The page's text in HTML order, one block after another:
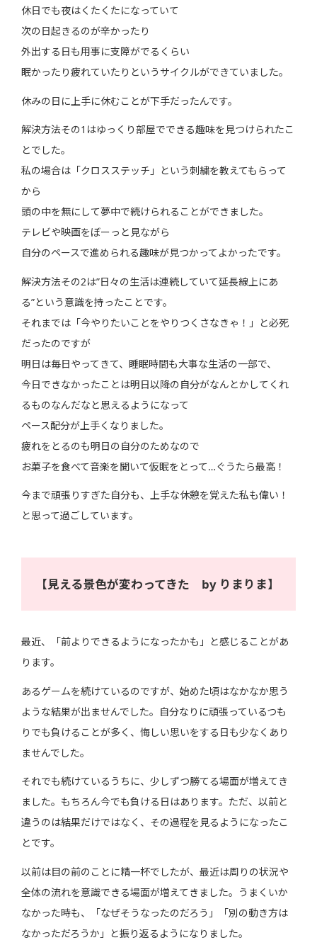
休日でも夜はくたくたになっていて
次の日起きるのが辛かったり
外出する日も用事に支障がでるくらい
眠かったり疲れていたりというサイクルができていました。
休みの日に上手に休むことが下手だったんです。
解決方法その1はゆっくり部屋でできる趣味を見つけられたこ
とでした。
私の場合は「クロスステッチ」という刺繍を教えてもらって
から
頭の中を無にして夢中で続けられることができました。
テレビや映画をぼーっと見ながら
自分のペースで進められる趣味が見つかってよかったです。
解決方法その2は”日々の生活は連続していて延長線上にあ
る”という意識を持ったことです。
それまでは「今やりたいことをやりつくさなきゃ！」と必死
だったのですが
明日は毎日やってきて、睡眠時間も大事な生活の一部で、
今日できなかったことは明日以降の自分がなんとかしてくれ
るものなんだなと思えるようになって
ペース配分が上手くなりました。
疲れをとるのも明日の自分のためなので
お菓子を食べて音楽を聞いて仮眠をとって…ぐうたら最高！
今まで頑張りすぎた自分も、上手な休憩を覚えた私も偉い！
と思って過ごしています。
【見える景色が変わってきた by りまりま】
最近、「前よりできるようになったかも」と感じることがあ
ります。
あるゲームを続けているのですが、始めた頃はなかなか思う
ような結果が出ませんでした。自分なりに頑張っているつも
りでも負けることが多く、悔しい思いをする日も少なくあり
ませんでした。
それでも続けているうちに、少しずつ勝てる場面が増えてき
ました。もちろん今でも負ける日はあります。ただ、以前と
違うのは結果だけではなく、その過程を見るようになったこ
とです。
以前は目の前のことに精一杯でしたが、最近は周りの状況や
全体の流れを意識できる場面が増えてきました。うまくいか
なかった時も、「なぜそうなったのだろう」「別の動き方は
なかっただろうか」と振り返るようになりました。